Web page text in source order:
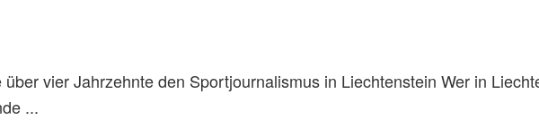
vier Jahrzehnte den Sportjournalismus in Liechtenstein Wer in
...